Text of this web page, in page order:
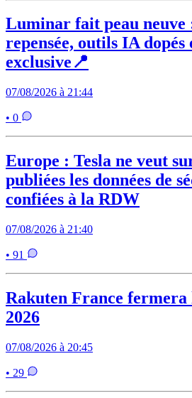
Luminar fait peau neuve
repensée, outils IA
exclusive📍
07/08/2026 à 21:44
• 0
Europe : Tesla ne veut
publiées les données de
confiées à la RDW
07/08/2026 à 21:40
• 91
Rakuten France fermera
2026
07/08/2026 à 20:45
• 29